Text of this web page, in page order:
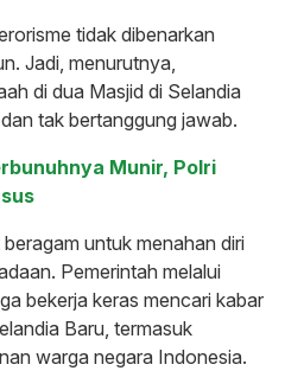
tidak dibenarkan
Jadi, menurutnya,
di dua Masjid di Selandia
tak bertanggung jawab.
Munir, Polri
untuk menahan diri
Pemerintah melalui
bekerja keras mencari kabar
Baru, termasuk
warga negara Indonesia.